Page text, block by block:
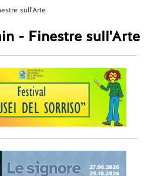
sull'Arte
- Finestre sull'Arte